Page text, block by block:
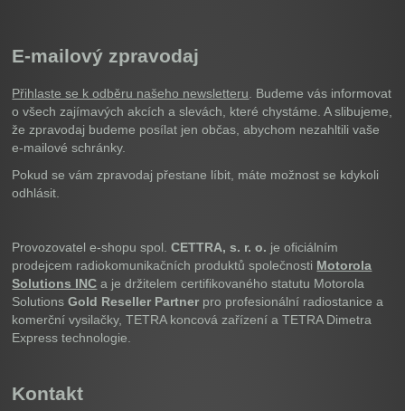
E-mailový zpravodaj
Přihlaste se k odběru našeho newsletteru . Budeme vás informovat
o všech zajímavých akcích a slevách, které chystáme. A slibujeme,
že zpravodaj budeme posílat jen občas, abychom nezahltili vaše
e-mailové schránky.
Pokud se vám zpravodaj přestane líbit, máte možnost se kdykoli
odhlásit.
Provozovatel e-shopu spol.CETTRA, s. r. o. je oficiálním
prodejcem radiokomunikačních produktů společnosti Motorola
Solutions INC a je držitelem certifikovaného statutu Motorola
SolutionsGold Reseller Partner pro profesionální radiostanice a
komerční vysilačky, TETRA koncová zařízení a TETRA Dimetra
Express technologie.
Kontakt